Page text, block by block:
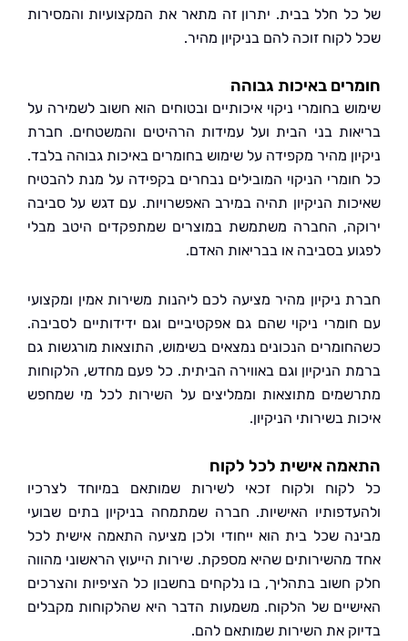
חלל בבית. יתרון זה מתאר את המקצועיות והמסירות
זוכה להם בניקיון מהיר.
באיכות גבוהה
בחומרי ניקוי איכותיים ובטוחים הוא חשוב לשמירה על
בני הבית ועל עמידות הרהיטים והמשטחים. חברת
מהיר מקפידה על שימוש בחומרים באיכות גבוהה בלבד.
הניקוי המובילים נבחרים בקפידה על מנת להבטיח
הניקיון תהיה במירב האפשרויות. עם דגש על סביבה
החברה משתמשת במוצרים שמתפקדים היטב מבלי
בסביבה או בבריאות האדם.
ניקיון מהיר מציעה לכם ליהנות משירות אמין ומקצועי
ניקוי שהם גם אפקטיביים וגם ידידותיים לסביבה.
הנכונים נמצאים בשימוש, התוצאות מורגשות גם
הניקיון וגם באווירה הביתית. כל פעם מחדש, הלקוחות
מתוצאות וממליצים על השירות לכל מי שמחפש
בשירותי הניקיון.
אישית לכל לקוח
ולקוח זכאי לשירות שמותאם במיוחד לצרכיו
האישיות. חברה שמתמחה בניקיון בתים שבועי
שכל בית הוא ייחודי ולכן מציעה התאמה אישית לכל
שהיא מספקת. שירות הייעוץ הראשוני מהווה
בתהליך, בו נלקחים בחשבון כל הציפיות והצרכים
של הלקוח. משמעות הדבר היא שהלקוחות מקבלים
את השירות שמותאם להם.